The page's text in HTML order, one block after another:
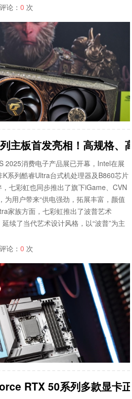
论：0 次
主板首发亮相！高规格、
2025消费电子产品展已开幕，Intel在展
系列酷睿Ultra台式机处理器及B860芯片
七彩虹也同步推出了旗下iGame、CVN
为用户带来“供电强劲，拓展丰富，颜值
家族方面，七彩虹推出了波普艺术
续了当代艺术设计风格，以“波普”为主
论：0 次
RTX 50系列多款显卡